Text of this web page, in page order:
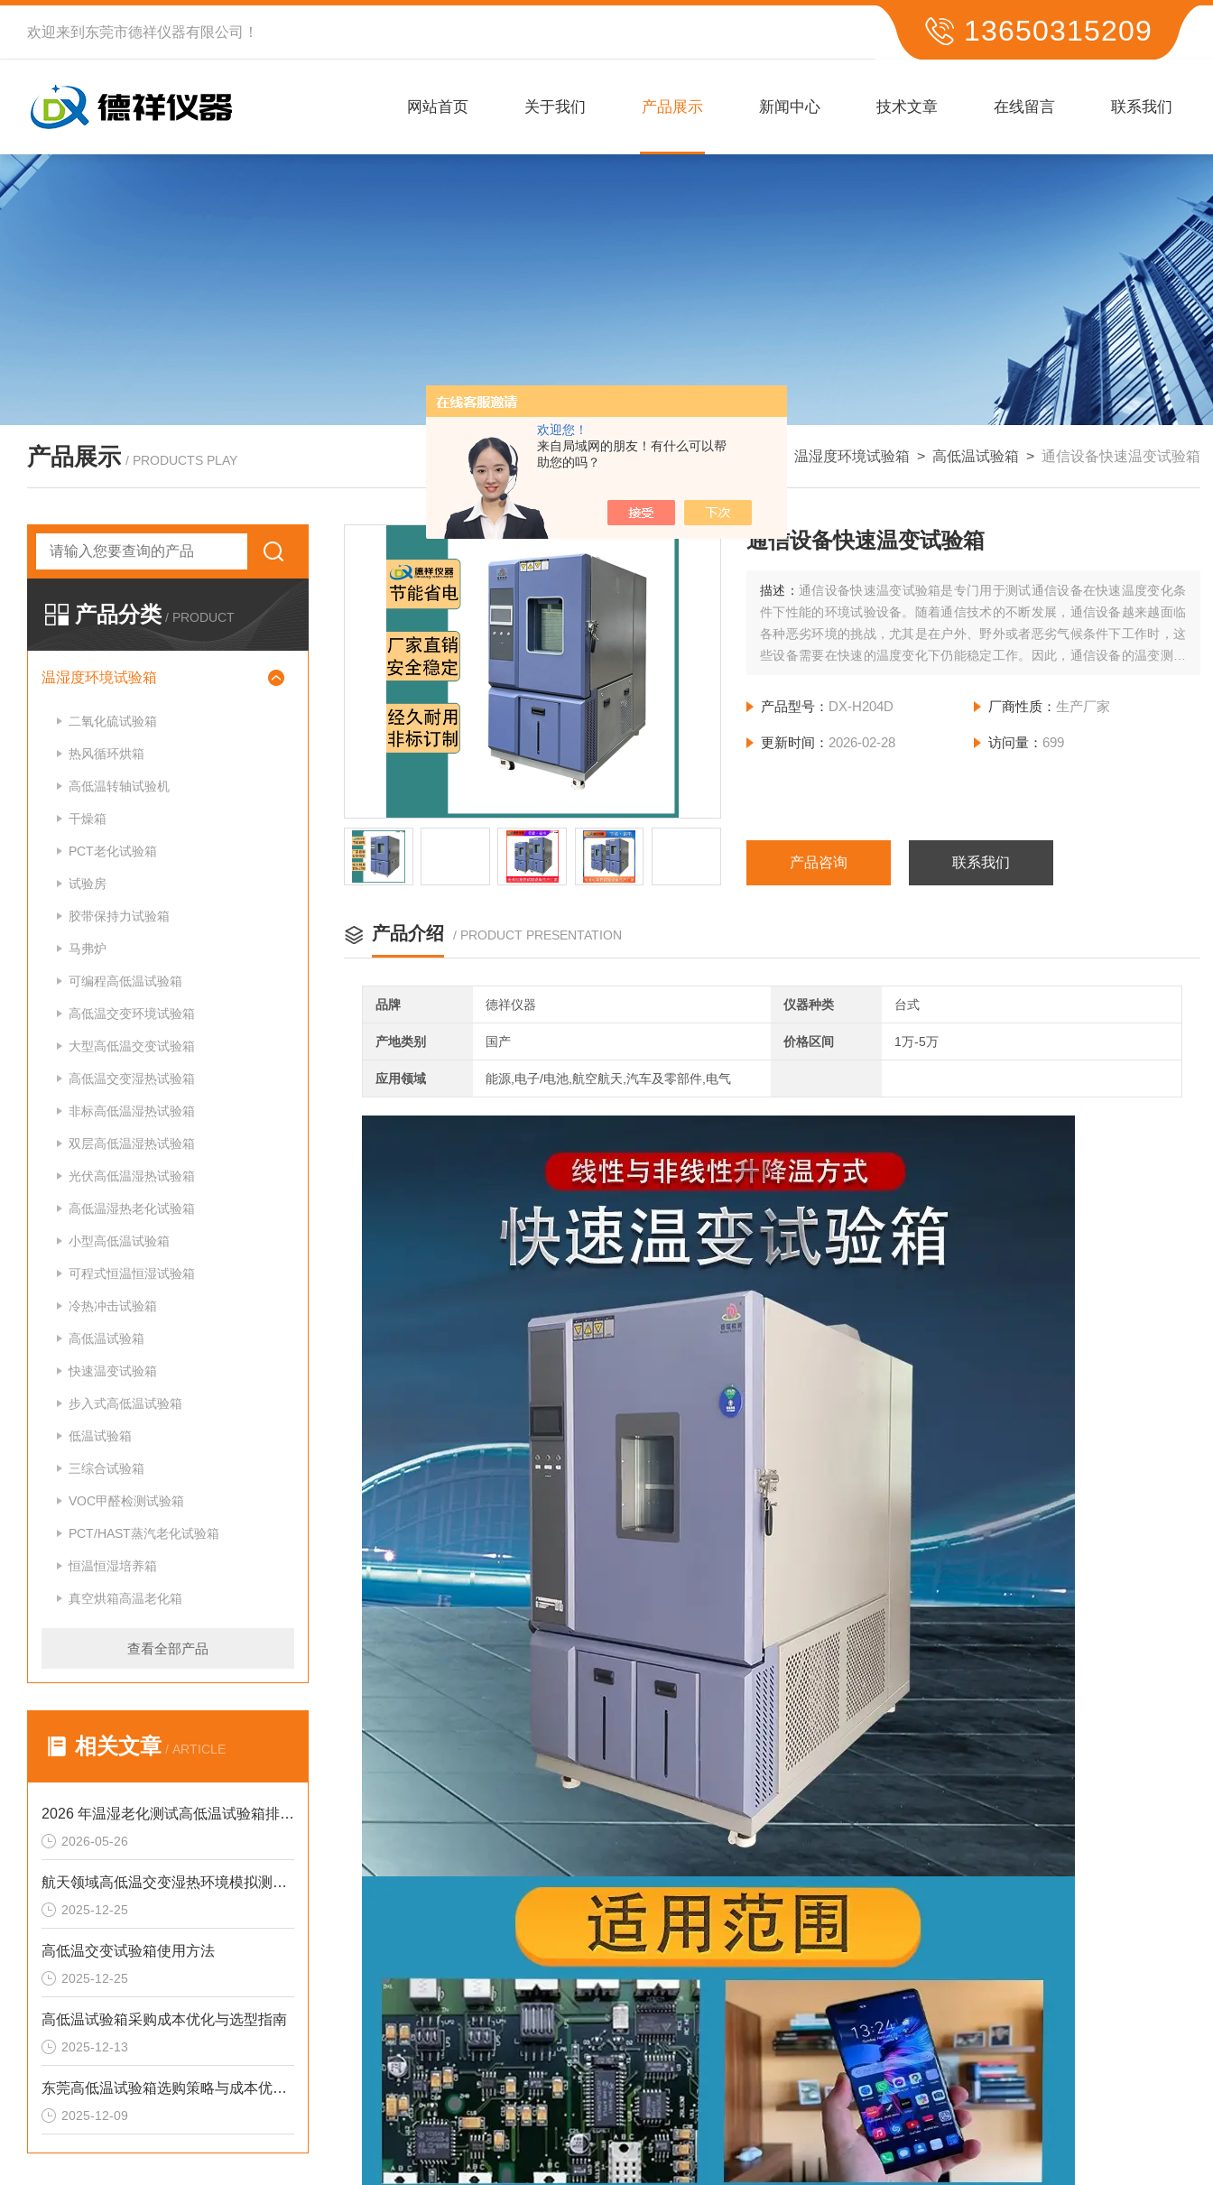
欢迎您！
来自局域网的朋友！有什么可以帮
助您的吗？
欢迎来到 东莞市德祥仪器有限公司 ！ 13650315209
网站首页 关于我们 产品展示 新闻中心 技术文章 在线留言 联系我们
产品展示 / PRODUCTS PLAY 我的位置： 首页 >产品展示 温湿度环境试验箱 > 高低温试验箱 > 通信设备快速温变试验箱
产品分类 / PRODUCT
温湿度环境试验箱
二氧化硫试验箱
热风循环烘箱
高低温转轴试验机
干燥箱
PCT老化试验箱
试验房
胶带保持力试验箱
马弗炉
可编程高低温试验箱
高低温交变环境试验箱
大型高低温交变试验箱
高低温交变湿热试验箱
非标高低温湿热试验箱
双层高低温湿热试验箱
光伏高低温湿热试验箱
高低温湿热老化试验箱
小型高低温试验箱
可程式恒温恒湿试验箱
冷热冲击试验箱
高低温试验箱
快速温变试验箱
步入式高低温试验箱
低温试验箱
三综合试验箱
VOC甲醛检测试验箱
PCT/HAST蒸汽老化试验箱
恒温恒湿培养箱
真空烘箱高温老化箱
查看全部产品
相关文章 / ARTICLE
2026 年温湿老化测试高低温试验箱排行榜：破解精度差、数据无效等行业痛点
2026-05-26
航天领域高低温交变湿热环境模拟测试解决方案
2025-12-25
高低温交变试验箱使用方法
2025-12-25
高低温试验箱采购成本优化与选型指南
2025-12-13
东莞高低温试验箱选购策略与成本优化解决方案
2025-12-09
通信设备快速温变试验箱
描述：通信设备快速温变试验箱是专门用于测试通信设备在快速温度变化条
件下性能的环境试验设备。随着通信技术的不断发展，通信设备越来越面临
各种恶劣环境的挑战，尤其是在户外、野外或者恶劣气候条件下工作时，这
些设备需要在快速的温度变化下仍能稳定工作。因此，通信设备的温变测试
产品型号： DX-H204D 厂商性质： 生产厂家
更新时间： 2026-02-28 访问量： 699
产品咨询 联系我们
产品介绍 / PRODUCT PRESENTATION
品牌 德祥仪器 仪器种类 台式
产地类别 国产 价格区间 1万-5万
应用领域 能源,电子/电池,航空航天,汽车及零部件,电气